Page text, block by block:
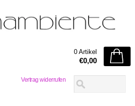
Vertrag widerrufen
0 Artikel
€0,00